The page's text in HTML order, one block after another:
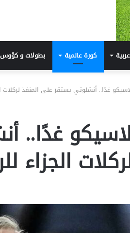
كورة عالمية بطولات و كؤوس
غدًا.. أنشلوتي يستقر على المنفذ لركلات
غدًا..
الجزاء